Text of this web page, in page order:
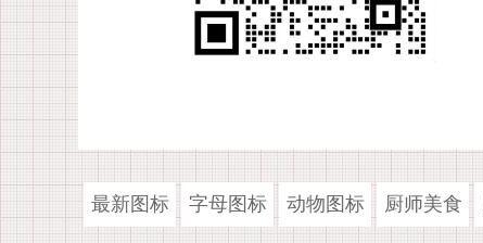
最新图标 字母图标 动物图标 厨师美食